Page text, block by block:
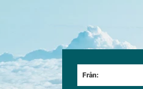
Från: